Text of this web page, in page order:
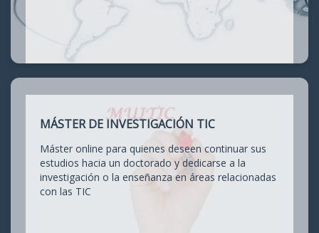
MÁSTER DE INVESTIGACIÓN TIC
Máster online para quienes deseen continuar sus
estudios hacia un doctorado y dedicarse a la
investigación o la enseñanza en áreas relacionadas
con las TIC